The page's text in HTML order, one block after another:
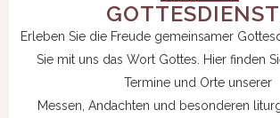
Erleben Sie die Freude gemeinsamer
Sie mit uns das Wort Gottes. Hier finden
Termine und Orte unserer
Messen, Andachten und besonderen